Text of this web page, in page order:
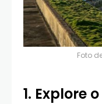
Foto
1. Explore